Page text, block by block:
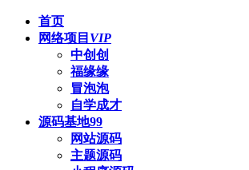
首页
网络项目 VIP
中创创
福缘缘
冒泡泡
自学成才
源码基地99
网站源码
主题源码